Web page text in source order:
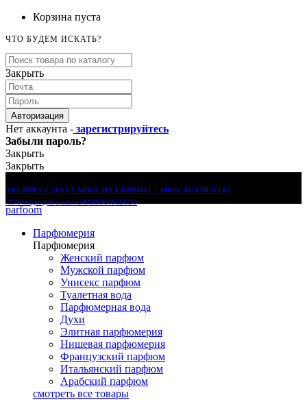
Корзина пуста
ЧТО БУДЕМ ИСКАТЬ?
Закрыть
Авторизация
Нет аккаунта - зарегистрируйтесь
Забыли пароль?
Закрыть
Закрыть
ЭКСПРЕСС-ДОСТАВКА ИЗ ЕВРОПЫ | 100% AUTHENTIC
-15% скидка для клиентов PARFOOM CLUB®
parfoom
Парфюмерия
Парфюмерия
Женский парфюм
Мужской парфюм
Унисекс парфюм
Туалетная вода
Парфюмерная вода
Духи
Элитная парфюмерия
Нишевая парфюмерия
Французский парфюм
Итальянский парфюм
Арабский парфюм
смотреть все товары